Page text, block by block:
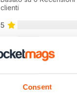
Consent
clienti
5
3
2